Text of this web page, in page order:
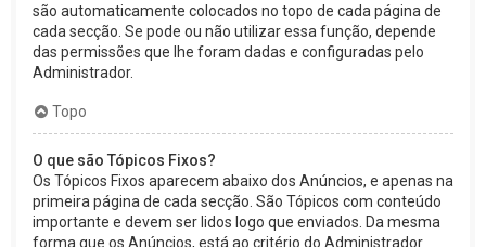
são automaticamente colocados no topo de cada página de
cada secção. Se pode ou não utilizar essa função, depende
das permissões que lhe foram dadas e configuradas pelo
Administrador.
Topo
O que são Tópicos Fixos?
Os Tópicos Fixos aparecem abaixo dos Anúncios, e apenas na
primeira página de cada secção. São Tópicos com conteúdo
importante e devem ser lidos logo que enviados. Da mesma
forma que os Anúncios, está ao critério do Administrador